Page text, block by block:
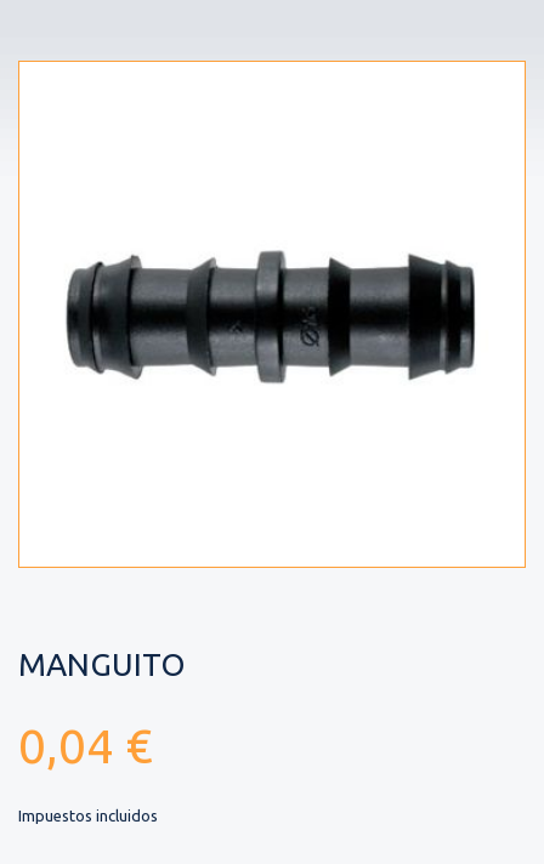
MANGUITO
0,04 €
Impuestos incluidos